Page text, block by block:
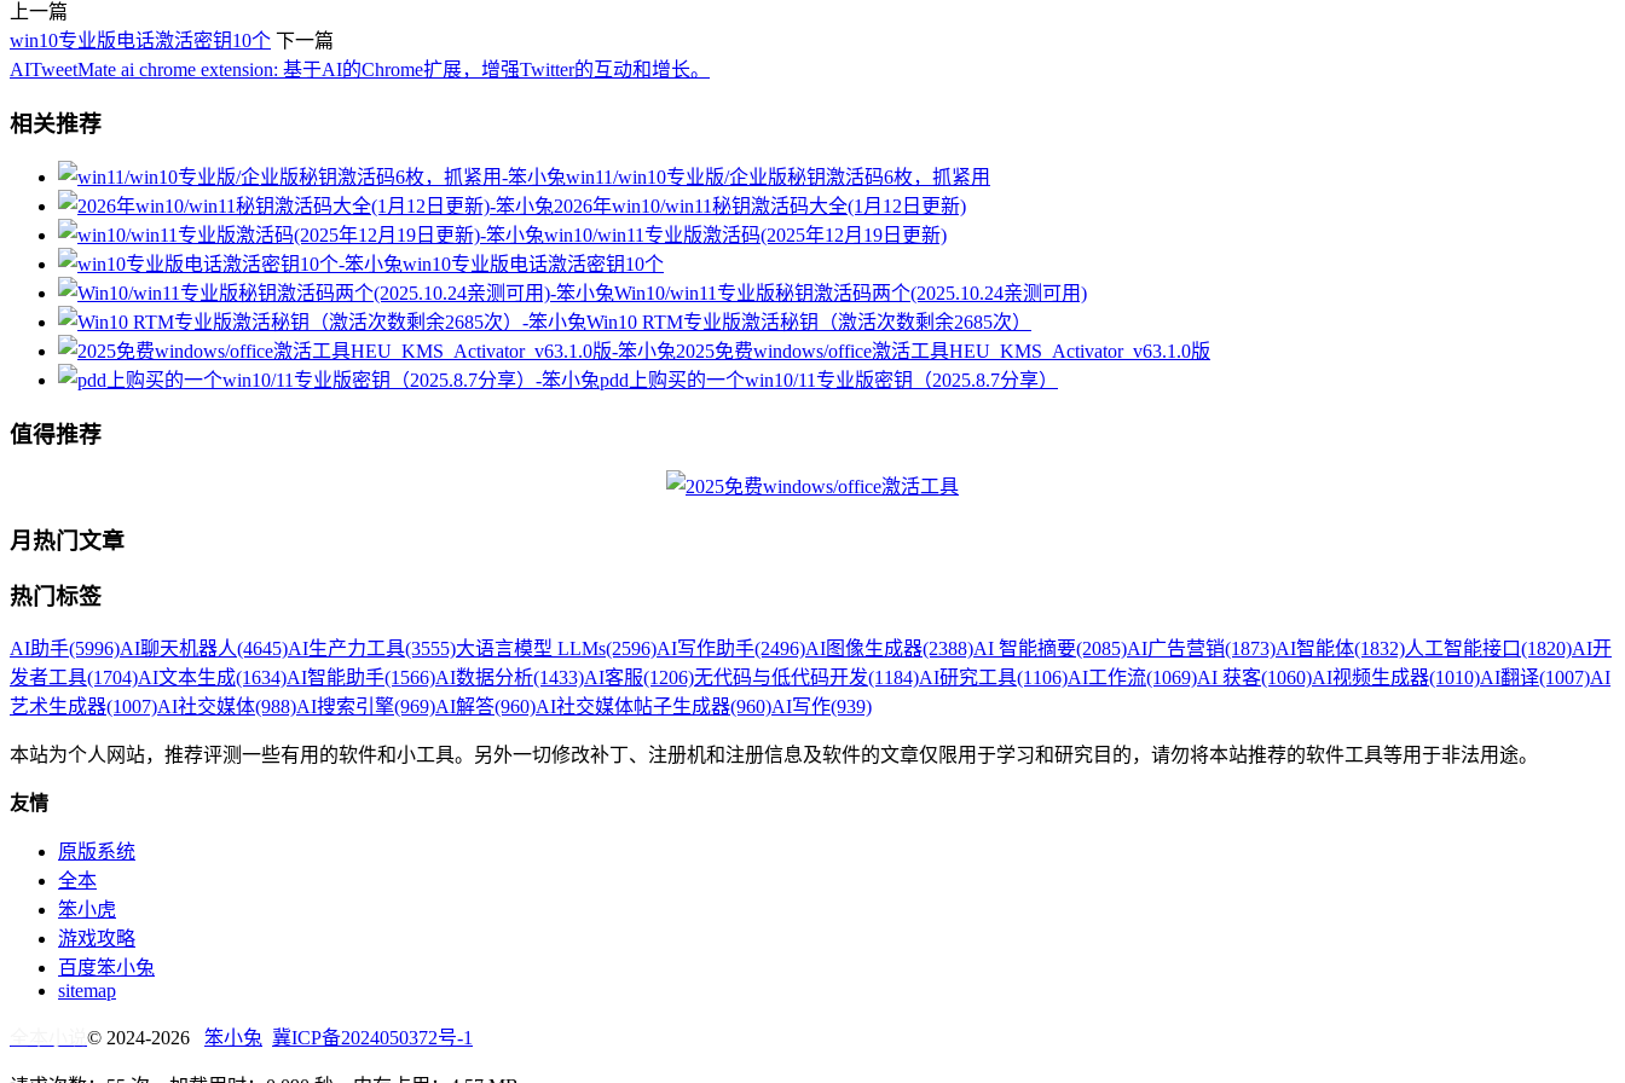
上一篇
win10专业版电话激活密钥10个 下一篇
AITweetMate ai chrome extension: 基于AI的Chrome扩展，增强Twitter的互动和增长。
相关推荐
win11/win10专业版/企业版秘钥激活码6枚，抓紧用
2026年win10/win11秘钥激活码大全(1月12日更新)
win10/win11专业版激活码(2025年12月19日更新)
win10专业版电话激活密钥10个
Win10/win11专业版秘钥激活码两个(2025.10.24亲测可用)
Win10 RTM专业版激活秘钥（激活次数剩余2685次）
2025免费windows/office激活工具HEU_KMS_Activator_v63.1.0版
pdd上购买的一个win10/11专业版密钥（2025.8.7分享）
值得推荐
月热门文章
热门标签
AI助手(5996)AI聊天机器人(4645)AI生产力工具(3555)大语言模型 LLMs(2596)AI写作助手(2496)AI图像生成器(2388)AI 智能摘要(2085)AI广告营销(1873)AI智能体(1832)人工智能接口(1820)AI开
发者工具(1704)AI文本生成(1634)AI智能助手(1566)AI数据分析(1433)AI客服(1206)无代码与低代码开发(1184)AI研究工具(1106)AI工作流(1069)AI 获客(1060)AI视频生成器(1010)AI翻译(1007)AI
艺术生成器(1007)AI社交媒体(988)AI搜索引擎(969)AI解答(960)AI社交媒体帖子生成器(960)AI写作(939)
本站为个人网站，推荐评测一些有用的软件和小工具。另外一切修改补丁、注册机和注册信息及软件的文章仅限用于学习和研究目的，请勿将本站推荐的软件工具等用于非法用途。
友情
原版系统
全本
笨小虎
游戏攻略
百度笨小兔
sitemap
© 2024-2026 笨小兔 冀ICP备2024050372号-1